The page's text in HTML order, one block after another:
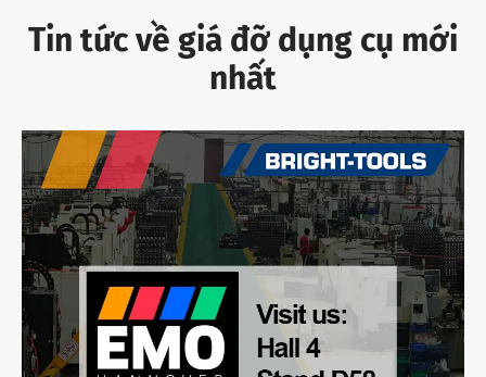
Tin tức về giá đỡ dụng cụ mới
nhất